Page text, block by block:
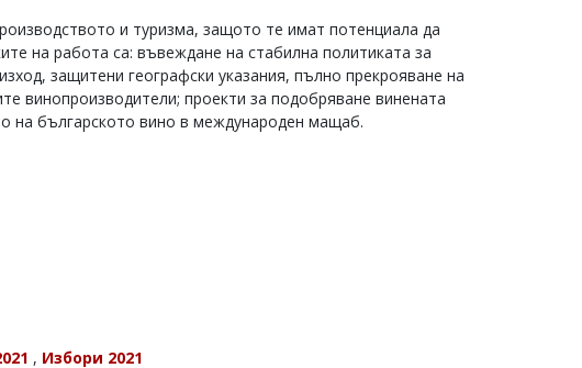
и туризма, защото те имат потенциала да
на работа са: въвеждане на стабилна политиката за
защитени географски указания, пълно прекрояване на
винопроизводители; проекти за подобряване винената
на българското вино в международен мащаб.
, Избори 2021